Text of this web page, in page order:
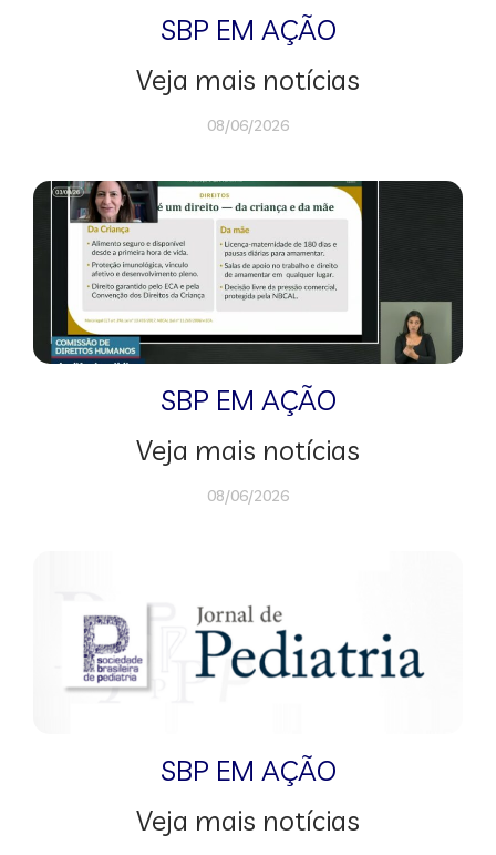
SBP EM AÇÃO
Veja mais notícias
08/06/2026
SBP EM AÇÃO
Veja mais notícias
08/06/2026
SBP EM AÇÃO
Veja mais notícias